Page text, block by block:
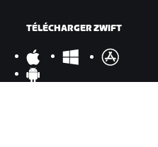
TÉLÉCHARGER ZWIFT